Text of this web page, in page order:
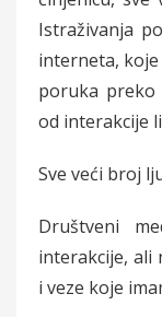
Istraživanja
interneta,
poruka
od interakcije
Sve veći broj
Društveni
interakcije, ali
i veze koje